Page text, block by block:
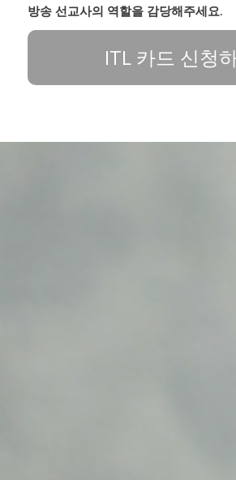
방송 선교사의 역할을 감당해주세요.
ITL 카드 신청